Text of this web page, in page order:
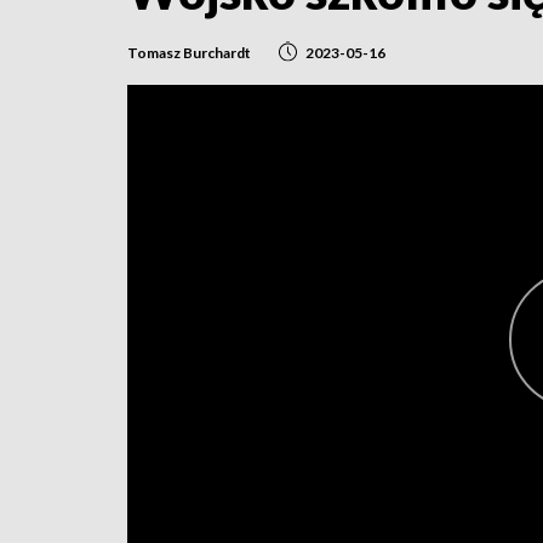
Tomasz Burchardt 2023-05-16